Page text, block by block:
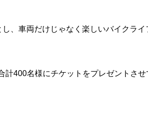
、車両だけじゃなく楽しいバイクラ
400名様にチケットをプレゼントさ